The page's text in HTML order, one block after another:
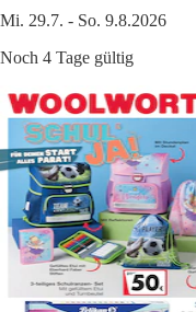
Mi. 29.7. - So. 9.8.2026
Noch 4 Tage gültig